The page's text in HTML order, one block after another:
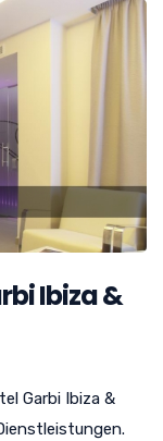
Ibiza &
Garbi Ibiza &